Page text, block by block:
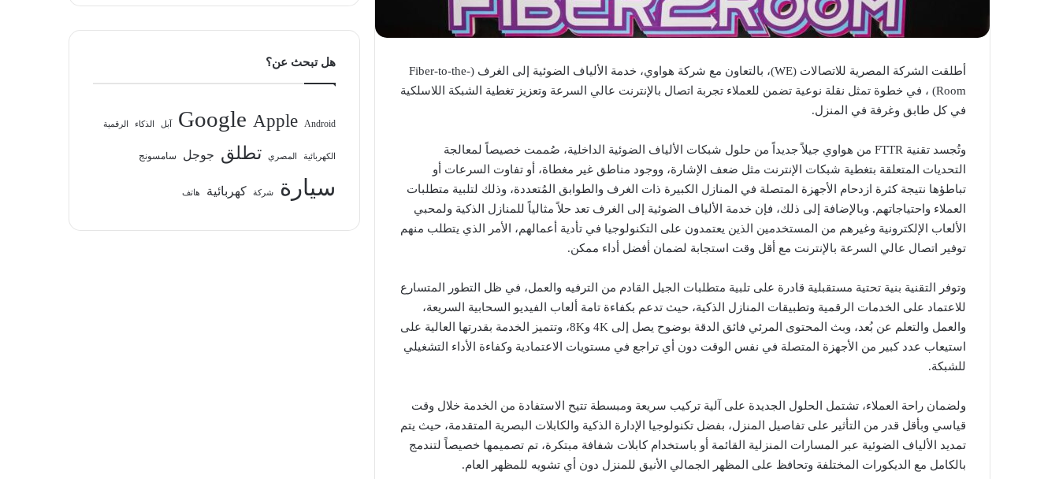
أطلقت الشركة المصرية للاتصالات (WE)، بالتعاون مع شركة هواوي، خدمة الألياف الضوئية إلى الغرف (Fiber-to-the-
Room) ، في خطوة تمثل نقلة نوعية تضمن للعملاء تجربة اتصال بالإنترنت عالي السرعة وتعزيز تغطية الشبكة اللاسلكية
في كل طابق وغرفة في المنزل.
وتُجسد تقنية FTTR من هواوي جيلاً جديداً من حلول شبكات الألياف الضوئية الداخلية، صُممت خصيصاً لمعالجة
التحديات المتعلقة بتغطية شبكات الإنترنت مثل ضعف الإشارة، ووجود مناطق غير مغطاة، أو تفاوت السرعات أو
تباطؤها نتيجة كثرة ازدحام الأجهزة المتصلة في المنازل الكبيرة ذات الغرف والطوابق المُتعددة، وذلك لتلبية متطلبات
العملاء واحتياجاتهم. وبالإضافة إلى ذلك، فإن خدمة الألياف الضوئية إلى الغرف تعد حلاً مثالياً للمنازل الذكية ولمحبي
الألعاب الإلكترونية وغيرهم من المستخدمين الذين يعتمدون على التكنولوجيا في تأدية أعمالهم، الأمر الذي يتطلب منهم
توفير اتصال عالي السرعة بالإنترنت مع أقل وقت استجابة لضمان أفضل أداء ممكن.
وتوفر التقنية بنية تحتية مستقبلية قادرة على تلبية متطلبات الجيل القادم من الترفيه والعمل، في ظل التطور المتسارع
للاعتماد على الخدمات الرقمية وتطبيقات المنازل الذكية، حيث تدعم بكفاءة تامة ألعاب الفيديو السحابية السريعة،
والعمل والتعلم عن بُعد، وبث المحتوى المرئي فائق الدقة بوضوح يصل إلى 4K و8K، وتتميز الخدمة بقدرتها العالية على
استيعاب عدد كبير من الأجهزة المتصلة في نفس الوقت دون أي تراجع في مستويات الاعتمادية وكفاءة الأداء التشغيلي
للشبكة.
ولضمان راحة العملاء، تشتمل الحلول الجديدة على آلية تركيب سريعة ومبسطة تتيح الاستفادة من الخدمة خلال وقت
قياسي وبأقل قدر من التأثير على تفاصيل المنزل، بفضل تكنولوجيا الإدارة الذكية والكابلات البصرية المتقدمة، حيث يتم
تمديد الألياف الضوئية عبر المسارات المنزلية القائمة أو باستخدام كابلات شفافة مبتكرة، تم تصميمها خصيصاً لتندمج
بالكامل مع الديكورات المختلفة وتحافظ على المظهر الجمالي الأنيق للمنزل دون أي تشويه للمظهر العام.
هل تبحث عن؟
Android
Apple
Google آبل الذكاء الرقمية
الكهربائية المصري تطلق جوجل سامسونج
سيارة شركة كهربائية هاتف